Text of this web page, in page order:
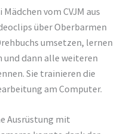
vom CVJM aus
über Oberbarmen
umsetzen, lernen
und dann alle weiteren
Sie trainieren die
am Computer.
Ausrüstung mit